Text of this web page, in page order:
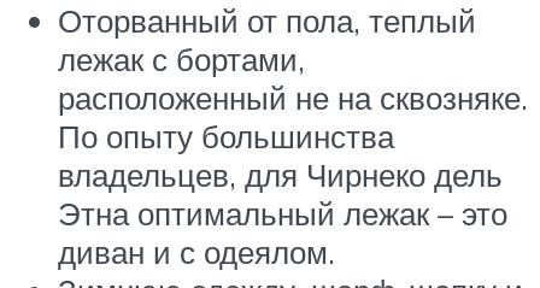
Оторванный от пола, теплый
лежак с бортами,
расположенный не на сквозняке.
По опыту большинства
владельцев, для Чирнеко дель
Этна оптимальный лежак – это
диван и с одеялом.